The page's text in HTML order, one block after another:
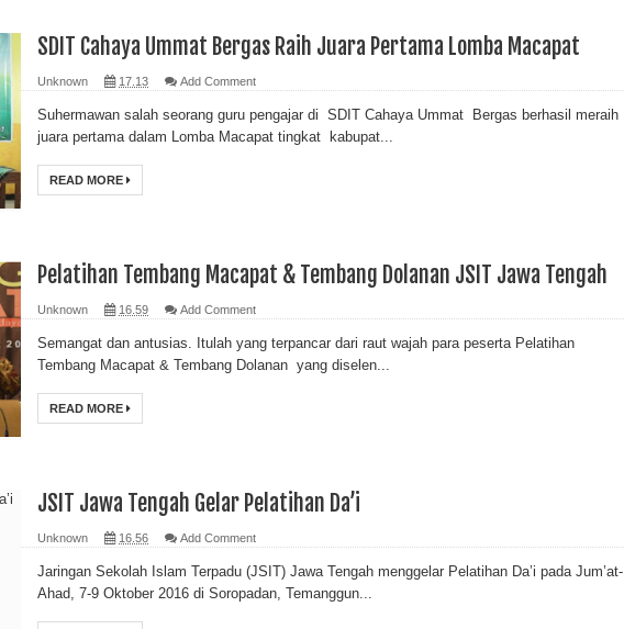
SDIT Cahaya Ummat Bergas Raih Juara Pertama Lomba Macapat
Unknown 17.13 Add Comment
Suhermawan salah seorang guru pengajar di SDIT Cahaya Ummat Bergas berhasil meraih
juara pertama dalam Lomba Macapat tingkat kabupat...
READ MORE
Pelatihan Tembang Macapat & Tembang Dolanan JSIT Jawa Tengah
Unknown 16.59 Add Comment
Semangat dan antusias. Itulah yang terpancar dari raut wajah para peserta Pelatihan
Tembang Macapat & Tembang Dolanan yang diselen...
READ MORE
JSIT Jawa Tengah Gelar Pelatihan Da’i
Unknown 16.56 Add Comment
Jaringan Sekolah Islam Terpadu (JSIT) Jawa Tengah menggelar Pelatihan Da’i pada Jum’at-
Ahad, 7-9 Oktober 2016 di Soropadan, Temanggun...